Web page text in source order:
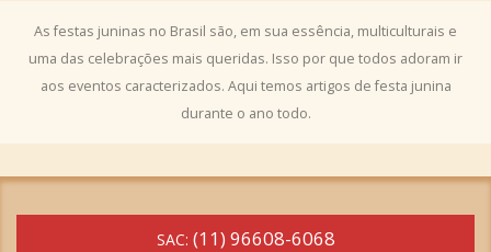
As festas juninas no Brasil são, em sua essência, multiculturais e
uma das celebrações mais queridas. Isso por que todos adoram ir
aos eventos caracterizados. Aqui temos artigos de festa junina
durante o ano todo.
SAC: (11) 96608-6068